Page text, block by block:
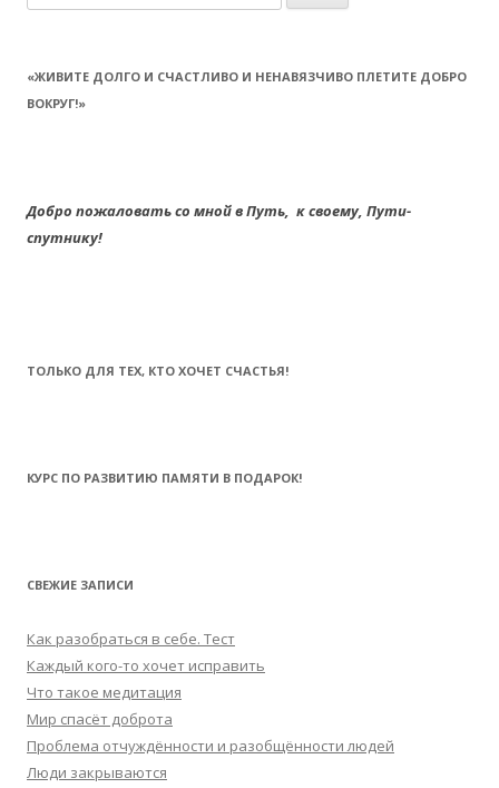
«ЖИВИТЕ ДОЛГО И СЧАСТЛИВО И НЕНАВЯЗЧИВО ПЛЕТИТЕ ДОБРО
ВОКРУГ!»
Добро пожаловать со мной в Путь, к своему, Пути-
спутнику!
ТОЛЬКО ДЛЯ ТЕХ, КТО ХОЧЕТ СЧАСТЬЯ!
КУРС ПО РАЗВИТИЮ ПАМЯТИ В ПОДАРОК!
СВЕЖИЕ ЗАПИСИ
Как разобраться в себе. Тест
Каждый кого-то хочет исправить
Что такое медитация
Мир спасёт доброта
Проблема отчуждённости и разобщённости людей
Люди закрываются